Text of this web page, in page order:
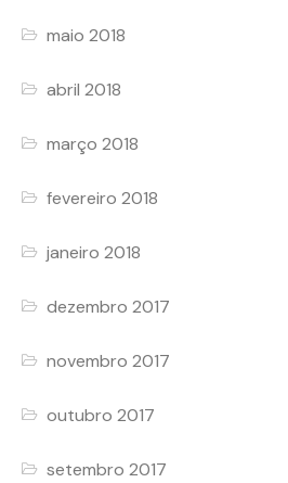
maio 2018
abril 2018
março 2018
fevereiro 2018
janeiro 2018
dezembro 2017
novembro 2017
outubro 2017
setembro 2017